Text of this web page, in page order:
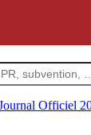
Officiel